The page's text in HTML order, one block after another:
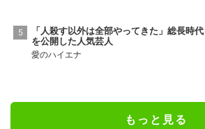
「人殺す以外は全部やってきた」総長時代
を公開した人気芸人
愛のハイエナ
もっと見る